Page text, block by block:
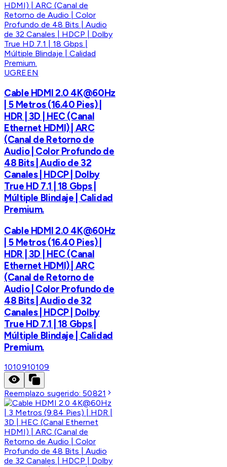
UGREEN
Cable HDMI 2.0 4K@60Hz
| 5 Metros (16.40 Pies) |
HDR | 3D | HEC (Canal
Ethernet HDMI) | ARC
(Canal de Retorno de
Audio | Color Profundo de
48 Bits | Audio de 32
Canales | HDCP | Dolby
True HD 7.1 | 18 Gbps |
Múltiple Blindaje | Calidad
Premium.
Cable HDMI 2.0 4K@60Hz
| 5 Metros (16.40 Pies) |
HDR | 3D | HEC (Canal
Ethernet HDMI) | ARC
(Canal de Retorno de
Audio | Color Profundo de
48 Bits | Audio de 32
Canales | HDCP | Dolby
True HD 7.1 | 18 Gbps |
Múltiple Blindaje | Calidad
Premium.
1010910109
Reemplazo sugerido:50821